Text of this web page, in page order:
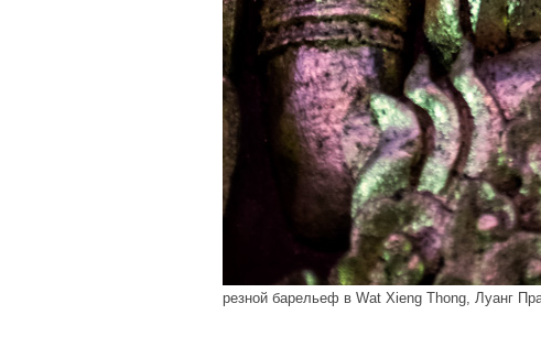
резной барельеф в Wat Xieng Thong, Луанг